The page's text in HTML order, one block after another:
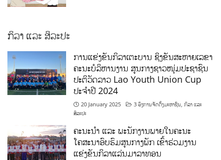
ກິລາ ແລະ ສິລະປະ
ການແຂ່ງຂັນກິລາເຕະບານ ຊິງຂັນສະຫາຍເລຂາ
ຄະນະບໍລິຫານງານ ສູນກາງຊາວໜຸ່ມປະຊາຊົນ
ປະຕິວັດລາວ Lao Youth Union Cup
ປະຈຳປີ 2024
20 January 2025 3 ອົງການຈັດຕັ້ງມະຫາຊົນ,ກິລາ ແລະ
ສິລະປະ
ຄະນະນຳ ແລະ ພະນັກງານພາຍໃນຄະນະ
ໂຄສະນາອົບຮົມສູນກາງພັກ ເຂົ້າຮ່ວມງານ
ແຂ່ງຂັນກິລາແລ່ນມາລາທອນ